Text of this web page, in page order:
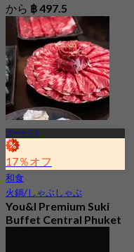
から ฿ 497.5
プーケット
17％オフ
和食
火鍋/しゃぶしゃぶ
You&I Premium Suki
Buffet Central Phuket